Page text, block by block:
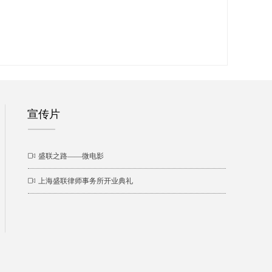
ꀕ 盛联之路——微电影
ꀕ 上海盛联律师事务所开业典礼
宣传片